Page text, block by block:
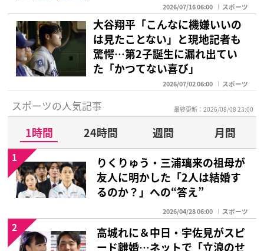
2026/07/16 06:00 スポーツ
大谷翔平「こんなに機嫌いいの
は見たことない」と現地記者も
驚愕…第2子誕生に漏れ出てい
た「かつてない喜び」
2026/07/02 06:00 スポーツ
スポーツの人気記事 最終更新：2026/08/08 23:00
1時間 24時間 週間
月間
りくりゅう・三浦璃来の祖母が
友人に明かした「2人は結婚す
るのか？」への“答え”
2026/04/28 06:00 スポーツ
1
高城れに＆中日・宇佐見がスピ
ード離婚…ネットで「立浪のせ
2